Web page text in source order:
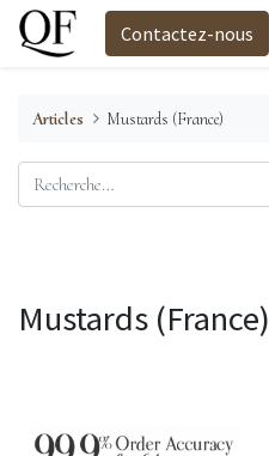
Contactez-nous
Articles Mustards (France)
Mustards (France)